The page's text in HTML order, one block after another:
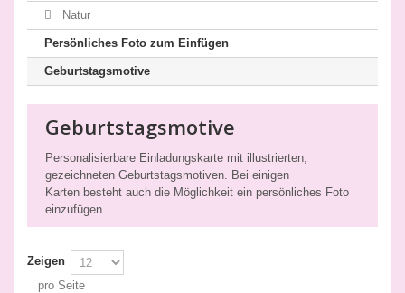
Natur
Persönliches Foto zum Einfügen
Geburtstagsmotive
Geburtstagsmotive
Personalisierbare Einladungskarte mit illustrierten,
gezeichneten Geburtstagsmotiven. Bei einigen
Karten besteht auch die Möglichkeit ein persönliches Foto
einzufügen.
Zeigen
pro Seite